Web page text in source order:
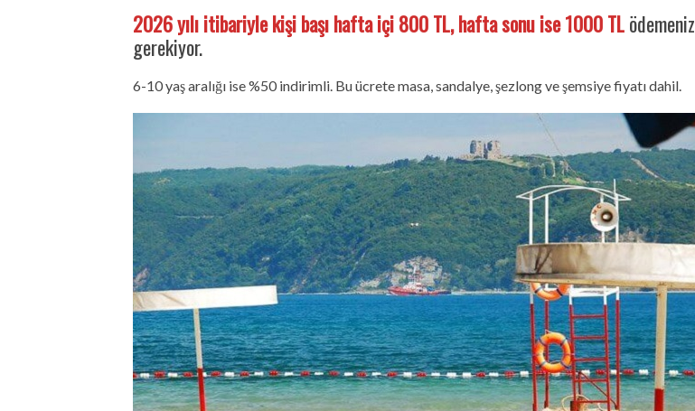
2026 yılı itibariyle kişi başı hafta içi 800 TL, hafta sonu ise 1000 TLödemeniz
gerekiyor.
6-10 yaş aralığı ise %50 indirimli. Bu ücrete masa, sandalye, şezlong ve şemsiye fiyatı dahil.